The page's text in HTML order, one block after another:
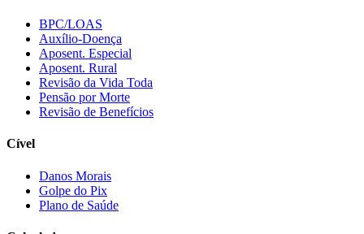
BPC/LOAS
Auxílio-Doença
Aposent. Especial
Aposent. Rural
Revisão da Vida Toda
Pensão por Morte
Revisão de Benefícios
Cível
Danos Morais
Golpe do Pix
Plano de Saúde